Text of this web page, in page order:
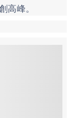
高峰。